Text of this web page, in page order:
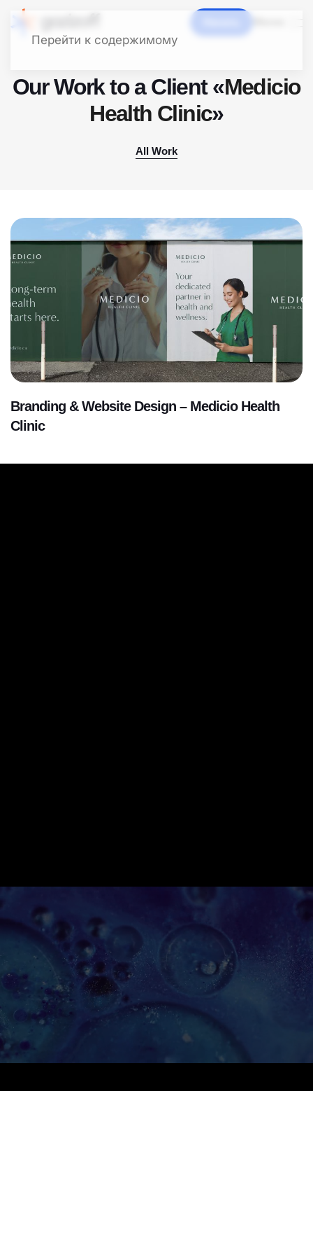
Перейти к содержимому
Our Work to a Client «Medicio
Health Clinic»
All Work
Branding & Website Design – Medicio Health
Clinic